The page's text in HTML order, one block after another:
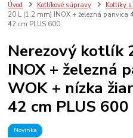
Úvod Kotlíkové súpravy Kotlíky s
20 L (1,2 mm) INOX + železná
42 cm PLUS 600
Nerezový kotlík
INOX + železná
WOK + nízka
42 cm PLUS 600
Novinka